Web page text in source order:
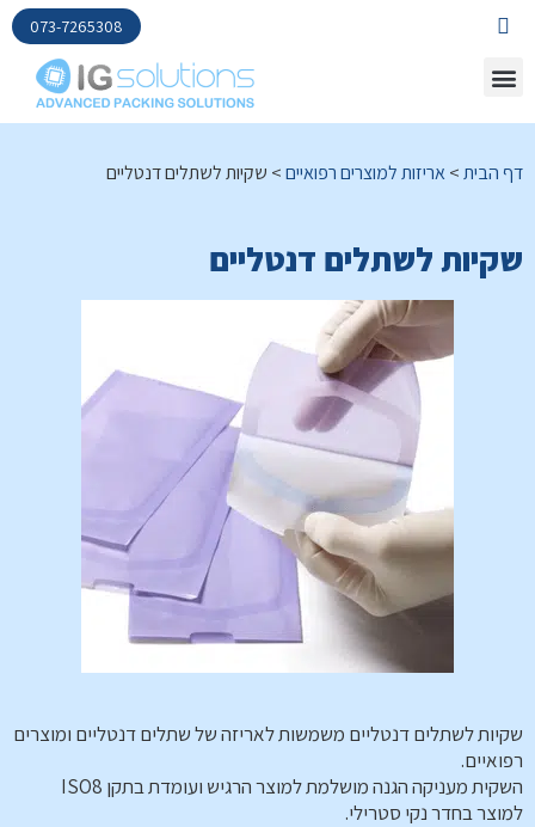
073-7265308
דף הבית>אריזות למוצרים רפואיים> שקיות לשתלים דנטליים
שקיות לשתלים דנטליים
שקיות לשתלים דנטליים משמשות לאריזה של שתלים דנטליים ומוצרים
רפואיים.
השקית מעניקה הגנה מושלמת למוצר הרגיש ועומדת בתקן ISO8
למוצר בחדר נקי סטרילי.